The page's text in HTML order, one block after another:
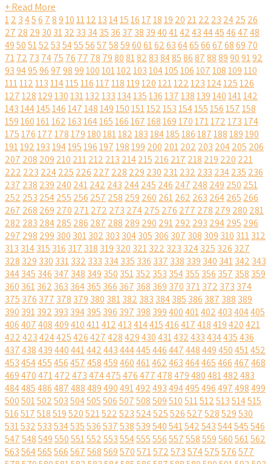
+ Read More
12 3456 78910111213141516171819 20 2122 23 2425 26
27 28 29 30 3132 33 3435 36 37 38 39404142434445464748
495051525354555657585960616263646566676869 70
7172 73 7475 76 77 78 7980818283848586878889909192
93949596979899100101102103104105106107108109110
111112113114115116117118119120121122123124125126
127128129130131132133134135136137138139140141142
143144145146147148149150151152153154155156157158
159160161162163164165166167168169170171172173174
175176177178179180181182183184185186187188189190
191192193194195196197198199 200 201202 203 204205 206
207 208 209 210 211212 213 214215 216 217 218 219 220 221
222 223 224225 226 227 228 229 230 231232 233 234235 236
237 238 239 240 241242 243 244245 246 247 248 249 250 251
252 253 254255 256 257 258 259 260 261262 263 264265 266
267 268 269 270 271272 273 274275 276 277 278 279 280 281
282 283 284285 286 287 288 289 290 291292 293 294295 296
297 298 299 300 301302 303 304305 306 307 308 309 310 311312
313 314315 316 317 318 319 320 321322 323 324325 326 327
328 329 330 331332 333 334335 336 337 338 339 340 341342 343
344345 346 347 348 349 350 351352 353 354355 356 357 358 359
360 361362 363 364365 366 367 368 369 370 371372 373 374
375 376 377 378 379 380 381382 383 384385 386 387 388 389
390 391392 393 394395 396 397 398 399400401402403404405
406407408409410411412413414415416417418419420421
422423424425426427428429430431432433434435436
437438439440441442443444445446447448449450451452
453454455456457458459460461462463464465466467468
469470471472473474475476477478479480481482483
484485486487488489490491492493494495496497498499
500501502503504505506507508509510511512513514515
516517518519520521522523524525526527528529530
531532533534535536537538539540541542543544545546
547548549550551552553554555556557558559560561562
563564565566567568569570571572573574575576577